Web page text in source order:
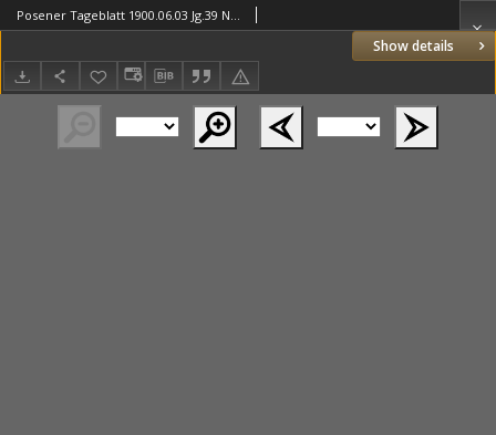
Show details
Posener Tageblatt 1900.06.03 Jg.39 Nr256